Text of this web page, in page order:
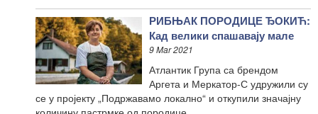
РИБЊАК ПОРОДИЦЕ ЂОКИЋ:
Кад велики спашавају мале
9 Mar 2021
Атлантик Група са брендом
Аргета и Меркатор-С удружили су
се у пројекту „Подржавамо локално“ и откупили значајну